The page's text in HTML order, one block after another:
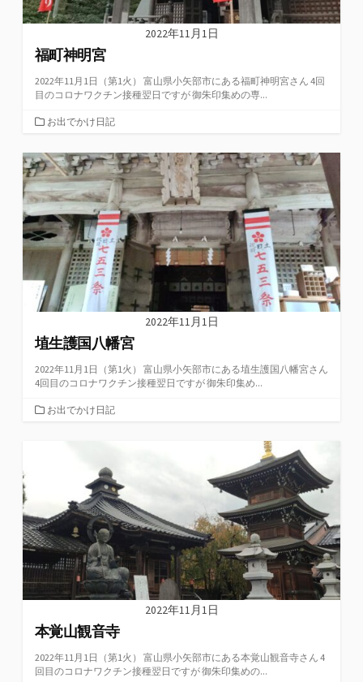
2022年11月1日
福町神明宮
2022年11月1日（第1火） 富山県小矢部市にある福町神明宮さん 4回
目のコロナワクチン接種翌日ですが 御朱印集めの専...
カ
ゴ
リ
ー
お出でかけ日記
2022年11月1日
埴生護国八幡宮
2022年11月1日（第1火） 富山県小矢部市にある埴生護国八幡宮さん
4回目のコロナワクチン接種翌日ですが 御朱印集め...
カお出でかけ日記
2022年11月1日
本覚山観音寺
2022年11月1日（第1火） 富山県小矢部市にある本覚山観音寺さん 4
回目のコロナワクチン接種翌日ですが 御朱印集めの...